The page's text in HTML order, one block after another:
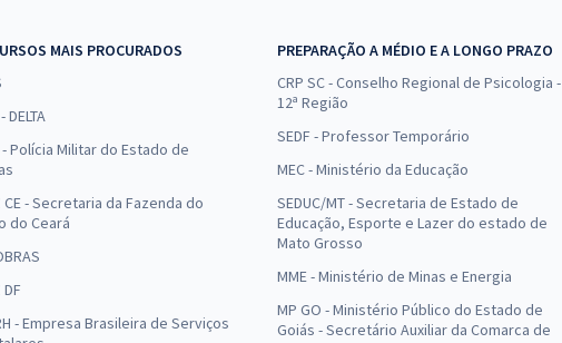
MAIS PROCURADOS
DELTA
- Polícia Militar do Estado de
CE - Secretaria da Fazenda do
do Ceará
DF
- Empresa Brasileira de Serviços
PREPARAÇÃO A MÉDIO E A LONGO PRAZO
CRP SC - Conselho Regional de Psicologia -
12ª Região
SEDF - Professor Temporário
MEC - Ministério da Educação
SEDUC/MT - Secretaria de Estado de
Educação, Esporte e Lazer do estado de
Mato Grosso
MME - Ministério de Minas e Energia
MP GO - Ministério Público do Estado de
Goiás - Secretário Auxiliar da Comarca de